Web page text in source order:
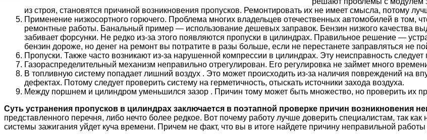
из строя, становятся причиной возникновения пропусков. Ремонтировать их не имеет смысла, потому
Применение низкосортного горючего. Проблема многих владельцев отечественных автомобилей в том,
ремонтные работы. Банальный пример — использование дешевых заправок. Бензин низкого качества
забивает форсунки. Не редко из-за этого появляются пропуски в цилиндрах. Правильное решение —
бензин дороже, но денег на ремонт вы потратите в разы больше, если не перестанете заправляться не
Пропуски. Также часто возникают из-за нарушенной компрессии в цилиндрах. Эту неисправность
Газораспределительный механизм неправильно отрегулирован. Его регулировка не займет много
В топливную систему попадает лишний воздух . Это может происходить из-за наличия повреждений на
дефектах. Потому следует проверить систему на герметичность, отыскать источники захода воздуха.
Между поршнем и цилиндром уменьшился зазор . Причин тому может быть множество, но проверить их
Суть устранения пропусков в цилиндрах заключается в поэтапной проверке причин возникновения
представленного перечня, либо нечто более редкое. Вот почему работу лучше доверить специалистам, так
системы зажигания уйдет куча времени. Причем не факт, что вы в итоге найдете причину неправильной работы